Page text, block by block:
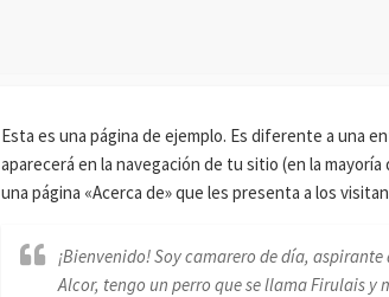
Esta es una página de ejemplo. Es diferente a una
aparecerá en la navegación de tu sitio (en la
una página «Acerca de» que les presenta a los
¡Bienvenido! Soy camarero de día,
Alcor, tengo un perro que se llama Firulais y